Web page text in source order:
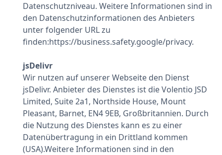
Datenschutzniveau. Weitere Informationen sind in
den Datenschutzinformationen des Anbieters
unter folgender URL zu
finden:https://business.safety.google/privacy.
jsDelivr
Wir nutzen auf unserer Webseite den Dienst
jsDelivr. Anbieter des Dienstes ist die Volentio JSD
Limited, Suite 2a1, Northside House, Mount
Pleasant, Barnet, EN4 9EB, Großbritannien. Durch
die Nutzung des Dienstes kann es zu einer
Datenübertragung in ein Drittland kommen
(USA).Weitere Informationen sind in den